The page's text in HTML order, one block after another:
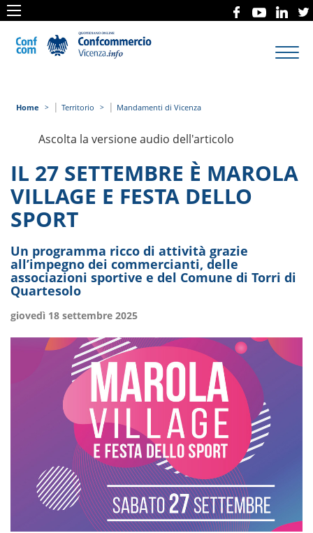
Home | Territorio | Mandamenti di Vicenza
Ascolta la versione audio dell'articolo
IL 27 SETTEMBRE È MAROLA
VILLAGE E FESTA DELLO
SPORT
Un programma ricco di attività grazie
all’impegno dei commercianti, delle
associazioni sportive e del Comune di Torri di
Quartesolo
giovedì 18 settembre 2025